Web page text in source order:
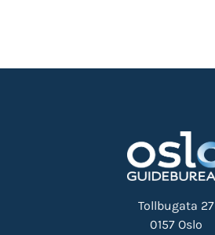
Tollbugata 27
0157 Oslo